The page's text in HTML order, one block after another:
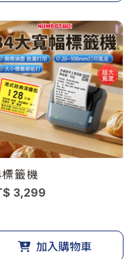
籤機
3,299
加入購物車